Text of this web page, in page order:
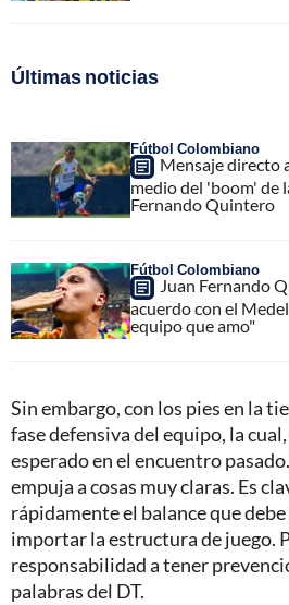
Últimas noticias
Fútbol Colombiano
Mensaje directo
medio del 'boom' de
Fernando Quintero
Fútbol Colombiano
Juan Fernando
acuerdo con el
equipo que amo"
Sin embargo, con los pies en la
fase defensiva del equipo, la
esperado en el encuentro
empuja a cosas muy claras. Es
rápidamente el balance que
importar la estructura de juego.
responsabilidad a tener
palabras del DT.